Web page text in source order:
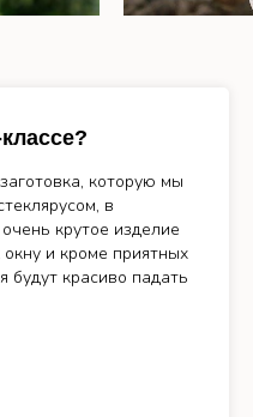
которую мы
в
крутое изделие
и кроме приятных
будут красиво падать